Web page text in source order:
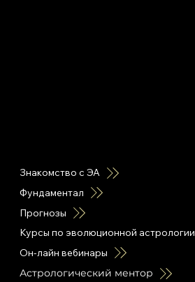
Знакомство с ЭА
Фундаментал
Прогнозы
Курсы по эволюционной астрологии
Он-лайн вебинары
Астрологический ментор